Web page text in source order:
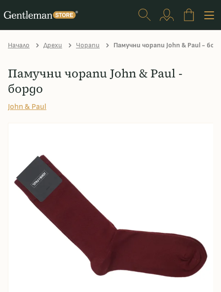
Начало Дрехи Чорапи Памучни чорапи John & Paul -
Памучни чорапи John & Paul -
бордо
John & Paul